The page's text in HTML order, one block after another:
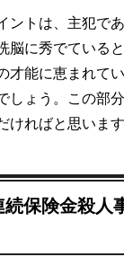
ントは、主犯で
脳に秀でている
才能に恵まれて
しょう。この部
ければと思います
保険金殺人